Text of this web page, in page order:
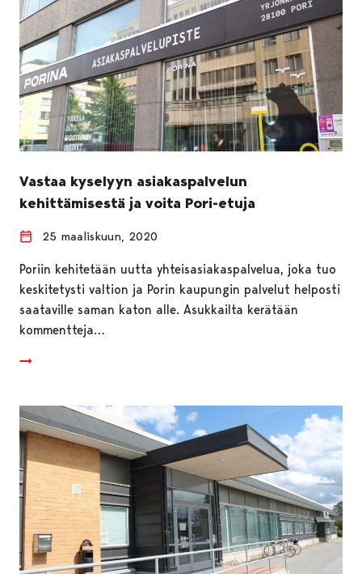
Vastaa kyselyyn asiakaspalvelun
kehittämisestä ja voita Pori-etuja
25 maaliskuun, 2020
Poriin kehitetään uutta yhteisasiakaspalvelua, joka tuo
keskitetysti valtion ja Porin kaupungin palvelut helposti
saataville saman katon alle. Asukkailta kerätään
kommentteja…